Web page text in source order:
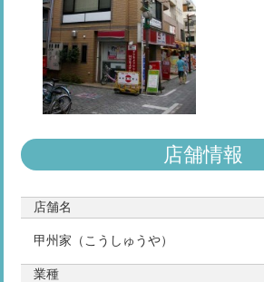
店舗情報
店舗名
甲州家（こうしゅうや）
業種